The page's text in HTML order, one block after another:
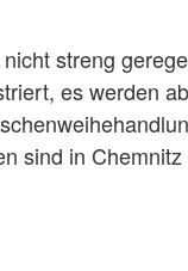
streng
es werden
sind in